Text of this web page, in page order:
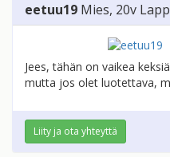
eetuu19 Mies, 20v
Jees, tähän on vaikea
mutta jos olet luotettava,
Liity ja ota yhteyttä